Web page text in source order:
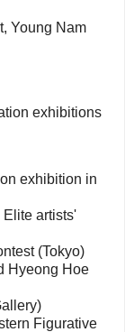
Young Nam
exhibitions
exhibition in
Elite artists'
(Tokyo)
Hyeong Hoe
Figurative